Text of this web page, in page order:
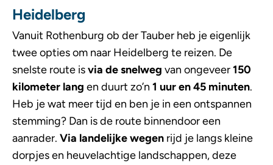
Heidelberg
Vanuit Rothenburg ob der Tauber heb je eigenlijk
twee opties om naar Heidelberg te reizen. De
snelste route isvia de snelweg van ongeveer150
kilometer lang en duurt zo’n 1 uur en 45 minuten.
Heb je wat meer tijd en ben je in een ontspannen
stemming? Dan is de route binnendoor een
aanrader. Via landelijke wegen rijd je langs kleine
dorpjes en heuvelachtige landschappen, deze